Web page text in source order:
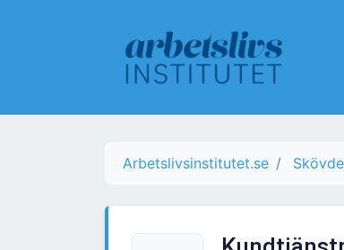
Arbetslivsinstitutet.se Skövde